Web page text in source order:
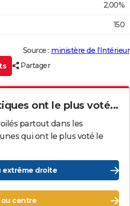
2,00%
150
Source : ministère de l’Intérieur
Partager
ont le plus voté...
partout dans les
qui ont le plus voté le
extrême droite
ou centre